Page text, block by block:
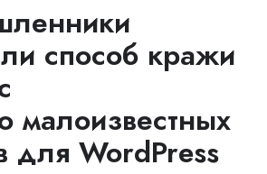
способ кражи
малоизвестных
для WordPress